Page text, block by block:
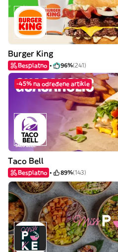
Burger King
Besplatno 96%(241)
-45% na određene artikle
Taco Bell
Besplatno 89%(143)